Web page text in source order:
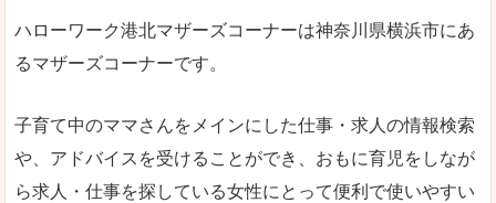
ハローワーク港北マザーズコーナーは神奈川県横浜市にあ
るマザーズコーナーです。
子育て中のママさんをメインにした仕事・求人の情報検索
や、アドバイスを受けることができ、おもに育児をしなが
ら求人・仕事を探している女性にとって便利で使いやすい